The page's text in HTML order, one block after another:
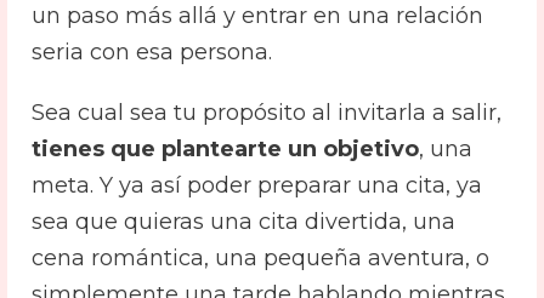
un paso más allá y entrar en una relación
seria con esa persona.
Sea cual sea tu propósito al invitarla a salir,
tienes que plantearte un objetivo, una
meta. Y ya así poder preparar una cita, ya
sea que quieras una cita divertida, una
cena romántica, una pequeña aventura, o